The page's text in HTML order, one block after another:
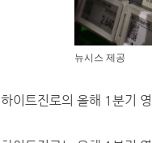
뉴시스 제공
하이트진로의 올해 1분기